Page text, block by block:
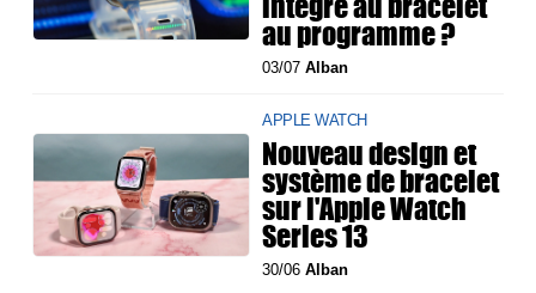
au programme ?
03/07Alban
APPLE WATCH
Nouveau design et
système de bracelet
sur l'Apple Watch
Series 13
30/06Alban